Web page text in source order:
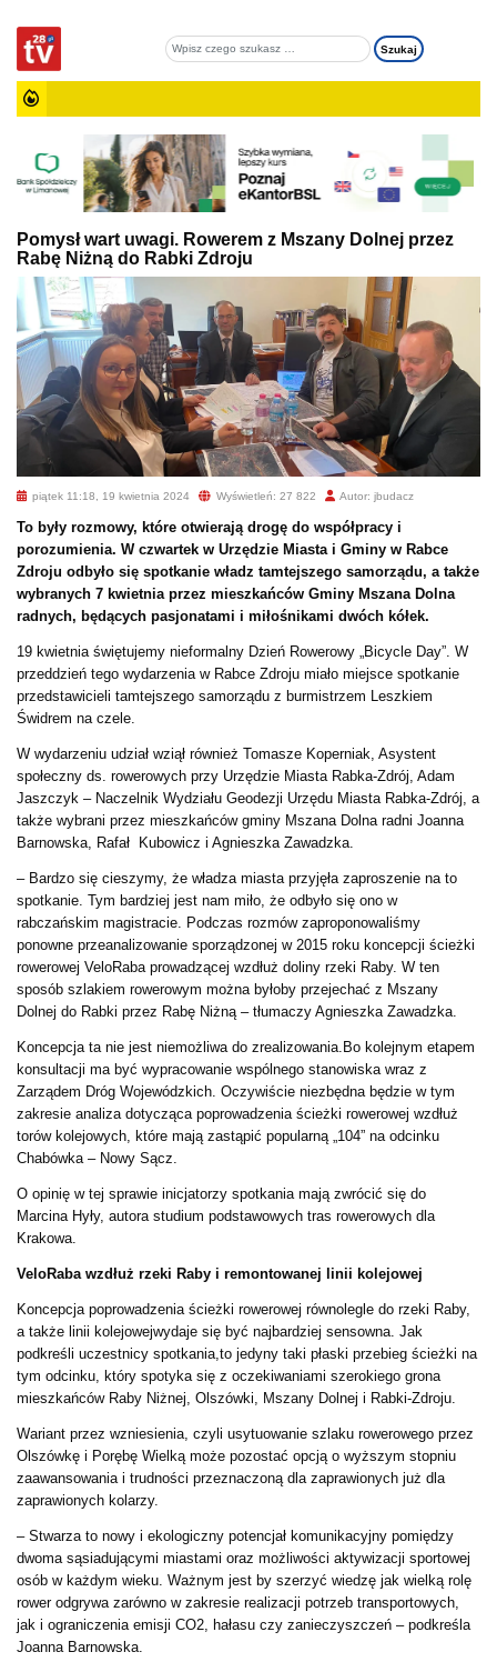
Pomysł wart uwagi. Rowerem z Mszany Dolnej przez
Rabę Niżną do Rabki Zdroju
piątek 11:18, 19 kwietnia 2024 Wyświetleń: 27 822 Autor: jbudacz
To były rozmowy, które otwierają drogę do współpracy i
porozumienia. W czwartek w Urzędzie Miasta i Gminy w Rabce
Zdroju odbyło się spotkanie władz tamtejszego samorządu, a także
wybranych 7 kwietnia przez mieszkańców Gminy Mszana Dolna
radnych, będących pasjonatami i miłośnikami dwóch kółek.
19 kwietnia świętujemy nieformalny Dzień Rowerowy „Bicycle Day”. W
przeddzień tego wydarzenia w Rabce Zdroju miało miejsce spotkanie
przedstawicieli tamtejszego samorządu z burmistrzem Leszkiem
Świdrem na czele.
W wydarzeniu udział wziął również Tomasze Koperniak, Asystent
społeczny ds. rowerowych przy Urzędzie Miasta Rabka-Zdrój, Adam
Jaszczyk – Naczelnik Wydziału Geodezji Urzędu Miasta Rabka-Zdrój, a
także wybrani przez mieszkańców gminy Mszana Dolna radni Joanna
Barnowska, Rafał Kubowicz i Agnieszka Zawadzka.
– Bardzo się cieszymy, że władza miasta przyjęła zaproszenie na to
spotkanie. Tym bardziej jest nam miło, że odbyło się ono w
rabczańskim magistracie. Podczas rozmów zaproponowaliśmy
ponowne przeanalizowanie sporządzonej w 2015 roku koncepcji ścieżki
rowerowej VeloRaba prowadzącej wzdłuż doliny rzeki Raby. W ten
sposób szlakiem rowerowym można byłoby przejechać z Mszany
Dolnej do Rabki przez Rabę Niżną – tłumaczy Agnieszka Zawadzka.
Koncepcja ta nie jest niemożliwa do zrealizowania.Bo kolejnym etapem
konsultacji ma być wypracowanie wspólnego stanowiska wraz z
Zarządem Dróg Wojewódzkich. Oczywiście niezbędna będzie w tym
zakresie analiza dotycząca poprowadzenia ścieżki rowerowej wzdłuż
torów kolejowych, które mają zastąpić popularną „104” na odcinku
Chabówka – Nowy Sącz.
O opinię w tej sprawie inicjatorzy spotkania mają zwrócić się do
Marcina Hyły, autora studium podstawowych tras rowerowych dla
Krakowa.
VeloRaba wzdłuż rzeki Raby i remontowanej linii kolejowej
Koncepcja poprowadzenia ścieżki rowerowej równolegle do rzeki Raby,
a także linii kolejowejwydaje się być najbardziej sensowna. Jak
podkreśli uczestnicy spotkania,to jedyny taki płaski przebieg ścieżki na
tym odcinku, który spotyka się z oczekiwaniami szerokiego grona
mieszkańców Raby Niżnej, Olszówki, Mszany Dolnej i Rabki-Zdroju.
Wariant przez wzniesienia, czyli usytuowanie szlaku rowerowego przez
Olszówkę i Porębę Wielką może pozostać opcją o wyższym stopniu
zaawansowania i trudności przeznaczoną dla zaprawionych już dla
zaprawionych kolarzy.
– Stwarza to nowy i ekologiczny potencjał komunikacyjny pomiędzy
dwoma sąsiadującymi miastami oraz możliwości aktywizacji sportowej
osób w każdym wieku. Ważnym jest by szerzyć wiedzę jak wielką rolę
rower odgrywa zarówno w zakresie realizacji potrzeb transportowych,
jak i ograniczenia emisji CO2, hałasu czy zanieczyszczeń – podkreśla
Joanna Barnowska.